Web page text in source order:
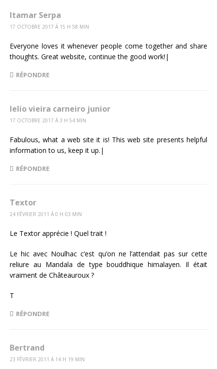
Itamar Serpa
17 OCTOBRE 2017 Á 15 H 58 MIN
Everyone loves it whenever people come together and share
thoughts. Great website, continue the good work!|
RÉPONDRE
lelio vieira carneiro junior
17 OCTOBRE 2017 Á 3 H 54 MIN
Fabulous, what a web site it is! This web site presents helpful
information to us, keep it up.|
RÉPONDRE
Textor
24 FÉVRIER 2011 Á 0 H 03 MIN
Le Textor apprécie ! Quel trait !
Le hic avec Noulhac c’est qu’on ne l’attendait pas sur cette
reliure au Mandala de type bouddhique himalayen. Il était
vraiment de Châteauroux ?
T
RÉPONDRE
Bertrand
23 FÉVRIER 2011 Á 14 H 19 MIN